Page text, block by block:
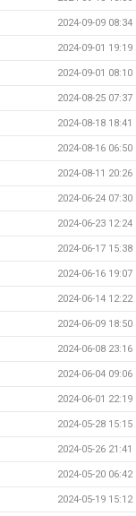
2024-09-09 08:34
2024-09-01 19:19
2024-09-01 08:10
2024-08-25 07:37
2024-08-18 18:41
2024-08-16 06:50
2024-08-11 20:26
2024-06-24 07:30
2024-06-23 12:24
2024-06-17 15:38
2024-06-16 19:07
2024-06-14 12:22
2024-06-09 18:50
2024-06-08 23:16
2024-06-04 09:06
2024-06-01 22:19
2024-05-28 15:15
2024-05-26 21:41
2024-05-20 06:42
2024-05-19 15:12